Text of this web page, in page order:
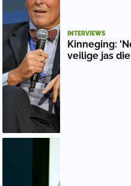
INTERVIEWS
Kinneging:
veilige jas